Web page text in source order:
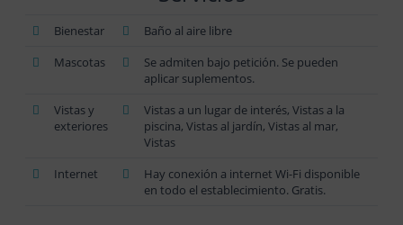
Bienestar
Baño al aire libre
Mascotas
Se admiten bajo petición. Se pueden
aplicar suplementos.
Vistas y
exteriores
Vistas a un lugar de interés, Vistas a la
piscina, Vistas al jardín, Vistas al mar,
Vistas
Internet
Hay conexión a internet Wi-Fi disponible
en todo el establecimiento. Gratis.